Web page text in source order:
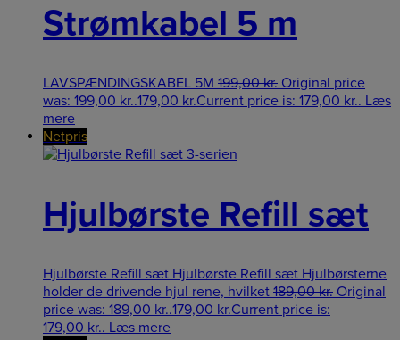
Strømkabel 5 m
LAVSPÆNDINGSKABEL 5M 199,00kr. Original price
was: 199,00 kr..179,00 kr.Current price is: 179,00 kr.. Læs
mere
Netpris
Hjulbørste Refill sæt
Hjulbørste Refill sæt Hjulbørste Refill sæt Hjulbørsterne
holder de drivende hjul rene, hvilket 189,00kr. Original
price was: 189,00 kr..179,00 kr.Current price is:
179,00 kr.. Læs mere